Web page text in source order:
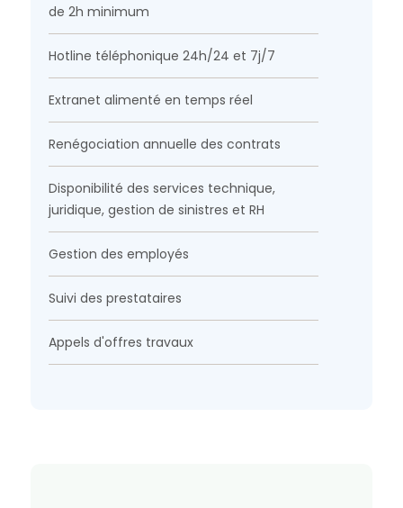
de 2h minimum
Hotline téléphonique 24h/24 et 7j/7
Extranet alimenté en temps réel
Renégociation annuelle des contrats
Disponibilité des services technique,
juridique, gestion de sinistres et RH
Gestion des employés
Suivi des prestataires
Appels d'offres travaux